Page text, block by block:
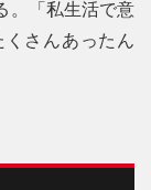
。「私生活で意
さんあったん